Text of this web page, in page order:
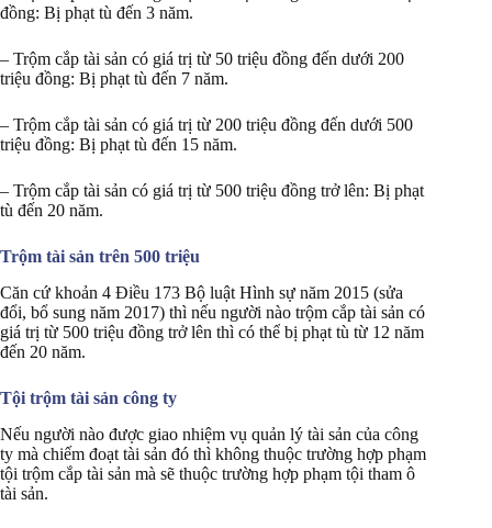
đồng: Bị phạt tù đến 3 năm.
– Trộm cắp tài sản có giá trị từ 50 triệu đồng đến dưới 200
triệu đồng: Bị phạt tù đến 7 năm.
– Trộm cắp tài sản có giá trị từ 200 triệu đồng đến dưới 500
triệu đồng: Bị phạt tù đến 15 năm.
– Trộm cắp tài sản có giá trị từ 500 triệu đồng trở lên: Bị phạt
tù đến 20 năm.
Trộm tài sản trên 500 triệu
Căn cứ khoản 4 Điều 173 Bộ luật Hình sự năm 2015 (sửa
đổi, bổ sung năm 2017) thì nếu người nào trộm cắp tài sản có
giá trị từ 500 triệu đồng trở lên thì có thể bị phạt tù từ 12 năm
đến 20 năm.
Tội trộm tài sản công ty
Nếu người nào được giao nhiệm vụ quản lý tài sản của công
ty mà chiếm đoạt tài sản đó thì không thuộc trường hợp phạm
tội trộm cắp tài sản mà sẽ thuộc trường hợp phạm tội tham ô
tài sản.